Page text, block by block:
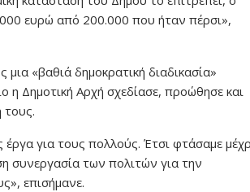
ευρώ από 200.000 που ήταν πέρσι»,
«βαθιά δημοκρατική διαδικασία»
η Δημοτική Αρχή σχεδίασε, προώθησε και
τους.
για τους πολλούς. Έτσι φτάσαμε
συνεργασία των πολιτών για την
επισήμανε.